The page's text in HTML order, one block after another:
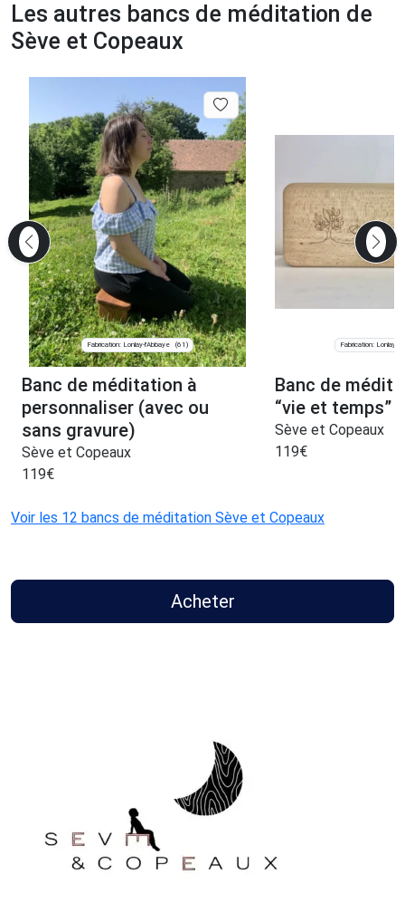
Les autres bancs de méditation de
Sève et Copeaux
Fabrication: Lonlay-l'Abbaye (61)
Banc de méditation à
personnaliser (avec ou
sans gravure)
Sève et Copeaux
119€
Fabrication: Lonlay-
Banc de
“vie et temps”
Sève et Copeaux
119€
Voir les 12 bancs de méditation Sève et Copeaux
Acheter